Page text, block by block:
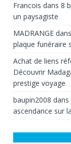
Francois dans 8
un paysagiste
MADRANGEdans
plaque funéraire
Achat de liens
Découvrir
prestige voyage
baupin2008 dans
ascendance sur